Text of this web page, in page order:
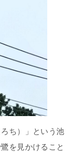
ち）」という池
を見かけること